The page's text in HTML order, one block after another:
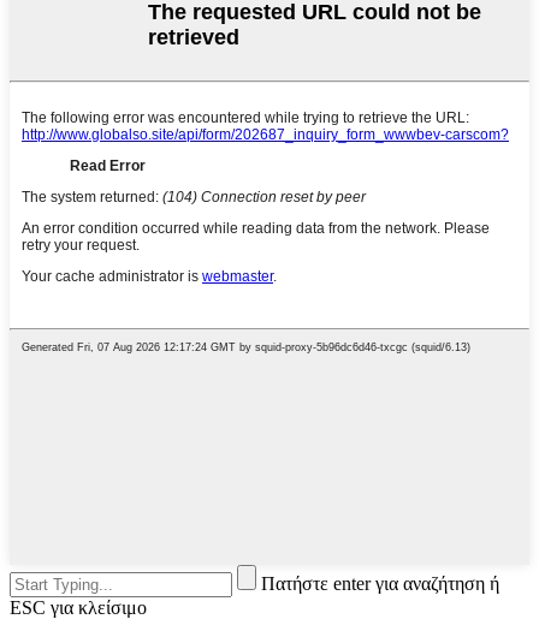
Πατήστε enter για αναζήτηση ή
ESC για κλείσιμο